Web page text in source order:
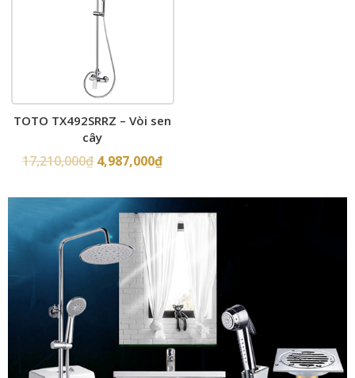
TOTO TX492SRRZ – Vòi sen
cây
17,210,000₫ 4,987,000₫